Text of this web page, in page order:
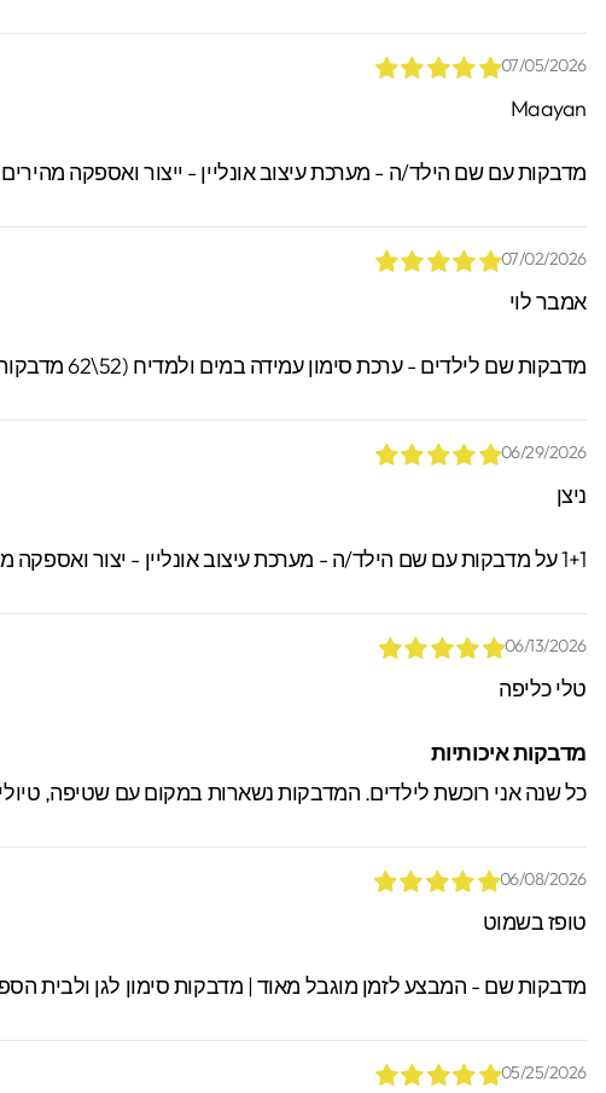
07/05/2026
Maayan
מדבקות עם שם הילד/ה - מערכת עיצוב אונליין - ייצור ואספקה
07/02/2026
אמבר לוי
מדבקות שם לילדים - ערכת סימון עמידה במים ולמדיח (52\62 מדבקות)
06/29/2026
ניצן
1+1 על מדבקות עם שם הילד/ה - מערכת עיצוב אונליין - יצור ואספקה מהירים עם שליח עד הבית! תקף גם על שמות ודגמים שונים! קוד הנחה " 1234 "
06/13/2026
טלי כליפה
מדבקות איכותיות
כל שנה אני רוכשת לילדים. המדבקות נשארות במקום עם שטיפה,
06/08/2026
טופז בשמוט
מדבקות שם - המבצע לזמן מוגבל מאוד | מדבקות סימון לגן ולבית
05/25/2026